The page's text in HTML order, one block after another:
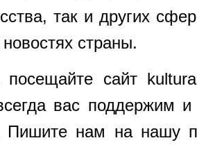
так и других
страны.
посещайте сайт
вас поддержим
нам на нашу